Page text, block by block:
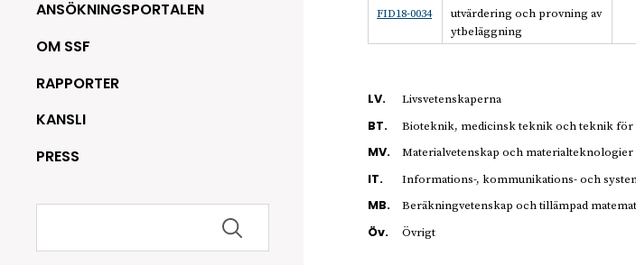
ANSÖKNINGSPORTALEN
OM SSF
RAPPORTER
KANSLI
PRESS
Sök
FID18-0034
utvärdering och provning av
ytbeläggning
LV. Livsvetenskaperna
BT. Bioteknik, medicinsk teknik och teknik för
MV. Materialvetenskap och materialteknologier
IT. Informations-, kommunikations- och
MB. Beräkningvetenskap och tillämpad
Öv. Övrigt